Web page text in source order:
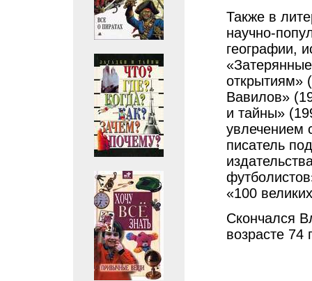
Также в
научно-
географии,
открытиям»
Вавилов»
и тайны»
увлечением
писатель
«100
Скончался
возрасте 74